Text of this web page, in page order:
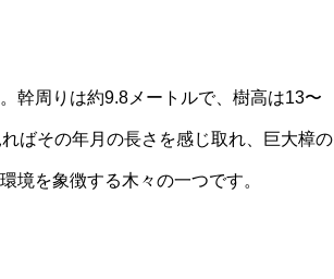
幹周りは約9.8メートルで、樹高は13〜
ばその年月の長さを感じ取れ、巨大樟の
境を象徴する木々の一つです。